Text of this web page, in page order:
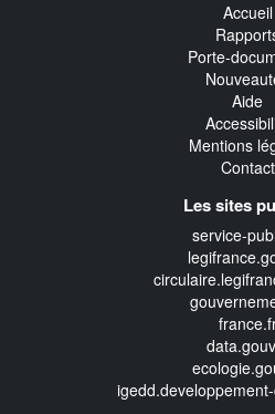
Accueil
Porte-
Aide
Mentions
Contact
Les sites
service-